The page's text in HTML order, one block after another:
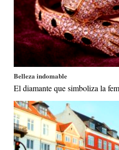
Belleza indomable
El diamante que simboliza la